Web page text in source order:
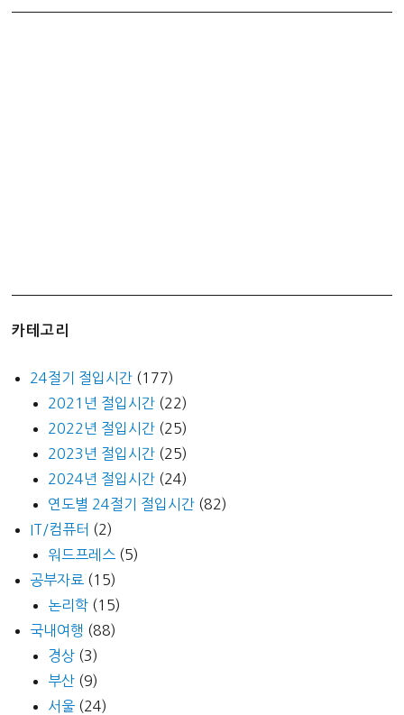
카테고리
24절기 절입시간 (177)
2021년 절입시간 (22)
2022년 절입시간 (25)
2023년 절입시간 (25)
2024년 절입시간 (24)
연도별 24절기 절입시간 (82)
IT/컴퓨터 (2)
워드프레스 (5)
공부자료 (15)
논리학 (15)
국내여행 (88)
경상 (3)
부산 (9)
서울 (24)